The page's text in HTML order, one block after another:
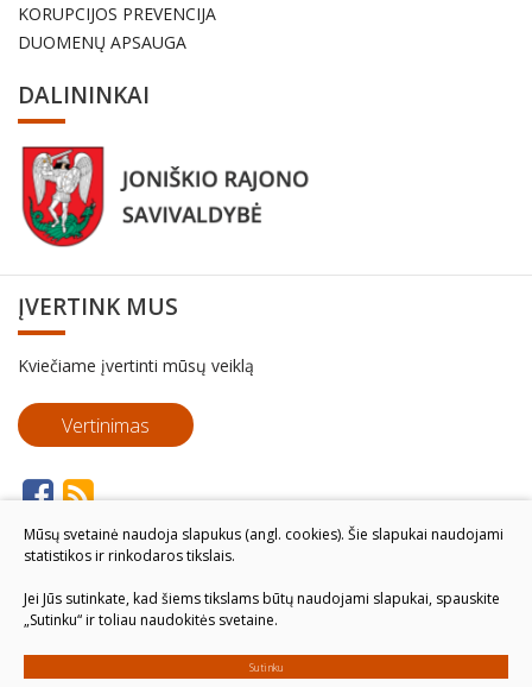
KORUPCIJOS PREVENCIJA
DUOMENŲ APSAUGA
DALININKAI
ĮVERTINK MUS
Kviečiame įvertinti mūsų veiklą
Vertinimas
Mūsų svetainė naudoja slapukus (angl. cookies). Šie slapukai naudojami
statistikos ir rinkodaros tikslais.
Jei Jūs sutinkate, kad šiems tikslams būtų naudojami slapukai, spauskite
„Sutinku“ ir toliau naudokitės svetaine.
Sutinku